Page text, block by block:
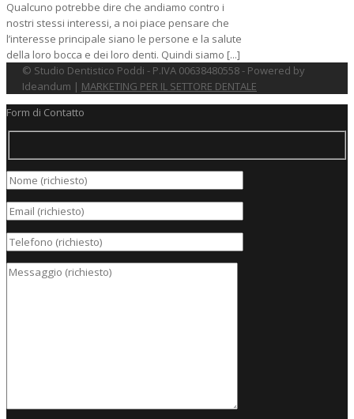
Qualcuno potrebbe dire che andiamo contro i
nostri stessi interessi, a noi piace pensare che
l’interesse principale siano le persone e la salute
della loro bocca e dei loro denti. Quindi siamo [...]
© Studio Dentistico Poddi - P.IVA 00638480558 - Powered by
Ideandum | MARKETING PER IL SETTORE DENTALE
Form di Contatto